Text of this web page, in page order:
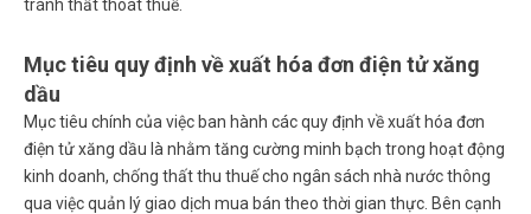
tránh thất thoát thuế.
Mục tiêu quy định về xuất hóa đơn điện tử xăng
dầu
Mục tiêu chính của việc ban hành cácquy định về xuất hóa đơn
điện tử xăng dầu là nhằm tăng cường minh bạch trong hoạt động
kinh doanh, chống thất thu thuế cho ngân sách nhà nước thông
qua việc quản lý giao dịch mua bán theo thời gian thực. Bên cạnh